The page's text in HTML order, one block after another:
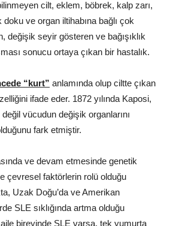
cilt, eklem, böbrek, kalp zarı,
ve organ iltihabına bağlı çok
değişik seyir gösteren ve bağışıklık
sonucu ortaya çıkan bir hastalık.
“kurt” anlamında olup ciltte çıkan
ifade eder. 1872 yılında Kaposi,
vücudun değişik organlarını
fark etmiştir.
ve devam etmesinde genetik
çevresel faktörlerin rolü olduğu
Uzak Doğu’da ve Amerikan
SLE sıklığında artma olduğu
bireyinde SLE varsa, tek yumurta